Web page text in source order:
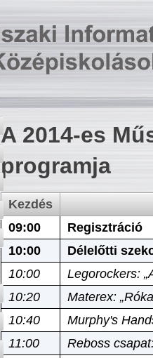
A 2014-es
programja
Kezdés
09:00
Regisztráció
10:00
Délelőtti
10:00
Legorockers:
10:20
Materex:
10:40
Murphy's
11:00
Reboss